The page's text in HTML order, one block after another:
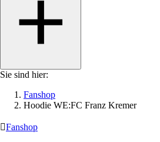
Sie sind hier:
Fanshop
Hoodie WE:FC Franz Kremer
Fanshop